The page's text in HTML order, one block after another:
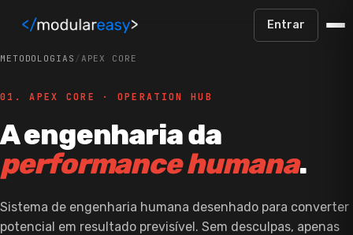
Entrar
METODOLOGIAS /APEX CORE
01. APEX CORE · OPERATION HUB
A engenharia da
performance humana.
Sistema de engenharia humana desenhado para converter
potencial em resultado previsível. Sem desculpas, apenas